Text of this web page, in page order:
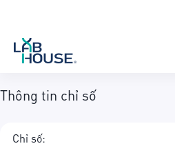
Thông tin chỉ số
Chỉ số: